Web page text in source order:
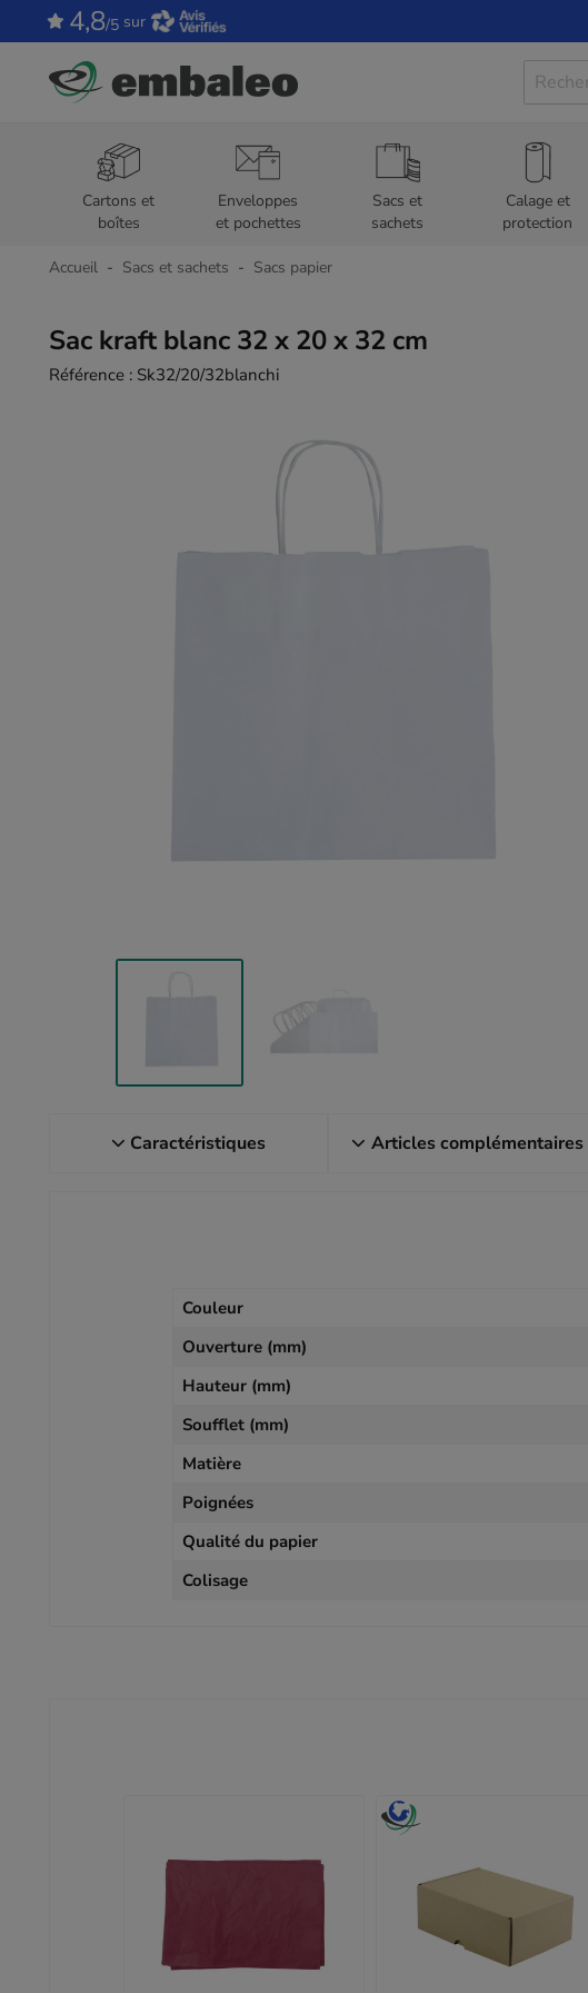
4,8/5 sur
Cartons et
boîtes
Enveloppes
et pochettes
Sacs et
sachets
Calage et
protection
Accueil Sacs et sachets Sacs papier
Sac kraft blanc 32 x 20 x 32 cm
Référence : Sk32/20/32blanchi
Caractéristiques Articles complémentaires
Couleur
Ouverture (mm)
Hauteur (mm)
Soufflet (mm)
Matière
Poignées
Qualité du papier
Colisage